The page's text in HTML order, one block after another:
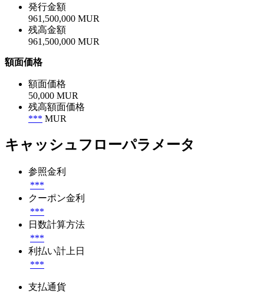
発行金額
961,500,000 MUR
残高金額
961,500,000 MUR
額面価格
額面価格
50,000 MUR
残高額面価格
*** MUR
キャッシュフローパラメータ
参照金利
***
クーポン金利
***
日数計算方法
***
利払い計上日
***
支払通貨